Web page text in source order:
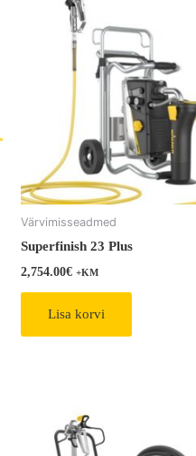
Värvimisseadmed
Superfinish 23 Plus
2,754.00€ +KM
Lisa korvi